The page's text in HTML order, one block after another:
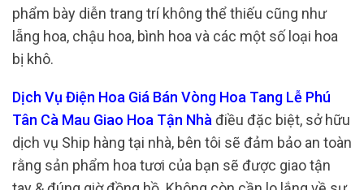
phẩm bày diễn trang trí không thể thiếu cũng như
lẵng hoa, chậu hoa, bình hoa và các một số loại hoa
bị khô.
Dịch Vụ Điện Hoa Giá Bán Vòng Hoa Tang Lễ Phú
Tân Cà Mau Giao Hoa Tận Nhà điều đặc biệt, sở hữu
dịch vụ Ship hàng tại nhà, bên tôi sẽ đảm bảo an toàn
rằng sản phẩm hoa tươi của bạn sẽ được giao tận